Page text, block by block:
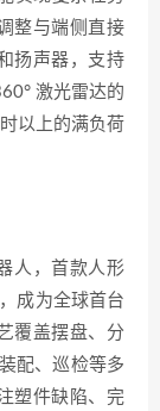
整与端侧直接
扬声器，支持
激光雷达的
以上的满负荷
人，首款人形
成为全球首台
覆盖摆盘、分
配、巡检等多
塑件缺陷、完